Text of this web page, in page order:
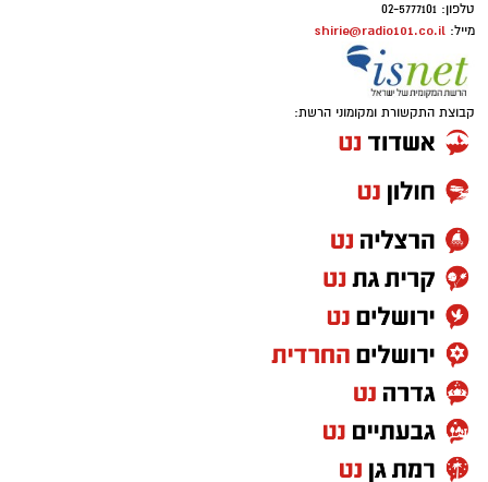
טלפון: 02-5777101
מייל: shirie@radio101.co.il
קבוצת התקשורת ומקומוני הרשת: